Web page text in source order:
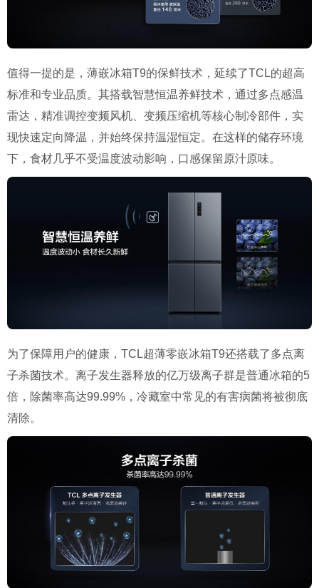
值得一提的是，薄嵌冰箱T9的保鲜技术，延续了TCL的超高
标准和专业品质。其搭载智慧恒温养鲜技术，通过多点感温
雷达，精准调控变频风机、变频压缩机等核心制冷部件，实
现快速定向降温，并始终保持温湿恒定。在这样的储存环境
下，食材几乎不受温度波动影响，口感保留原汁原味。
为了保障用户的健康，TCL超薄零嵌冰箱T9还搭载了多点离
子杀菌技术。离子发生器释放的亿万级离子群是普通冰箱的5
倍，除菌率高达99.99%，冷藏室中常见的有害病菌将被彻底
清除。